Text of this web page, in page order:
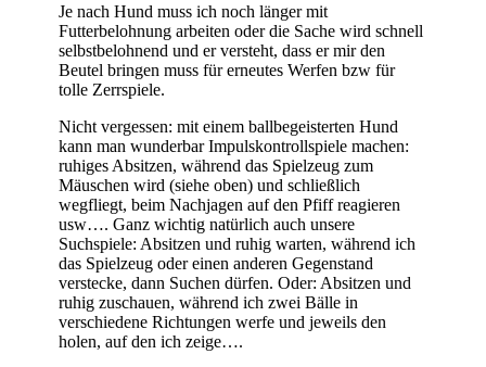
Je nach Hund muss ich noch länger mit
Futterbelohnung arbeiten oder die Sache wird schnell
selbstbelohnend und er versteht, dass er mir den
Beutel bringen muss für erneutes Werfen bzw für
tolle Zerrspiele.
Nicht vergessen: mit einem ballbegeisterten Hund
kann man wunderbar Impulskontrollspiele machen:
ruhiges Absitzen, während das Spielzeug zum
Mäuschen wird (siehe oben) und schließlich
wegfliegt, beim Nachjagen auf den Pfiff reagieren
usw…. Ganz wichtig natürlich auch unsere
Suchspiele: Absitzen und ruhig warten, während ich
das Spielzeug oder einen anderen Gegenstand
verstecke, dann Suchen dürfen. Oder: Absitzen und
ruhig zuschauen, während ich zwei Bälle in
verschiedene Richtungen werfe und jeweils den
holen, auf den ich zeige….